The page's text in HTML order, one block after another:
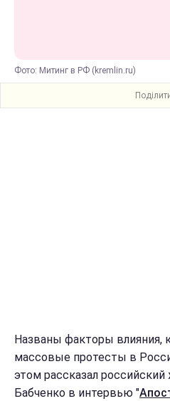
Фото: Митинг в РФ (kremlin.ru)
Названы факторы влияния,
массовые протесты в
этом рассказал
Бабченко в интервью "